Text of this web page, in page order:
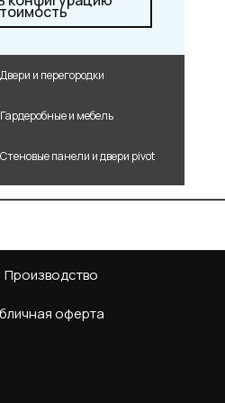
и перегородки
и мебель
панели и двери pivot
Производство
оферта